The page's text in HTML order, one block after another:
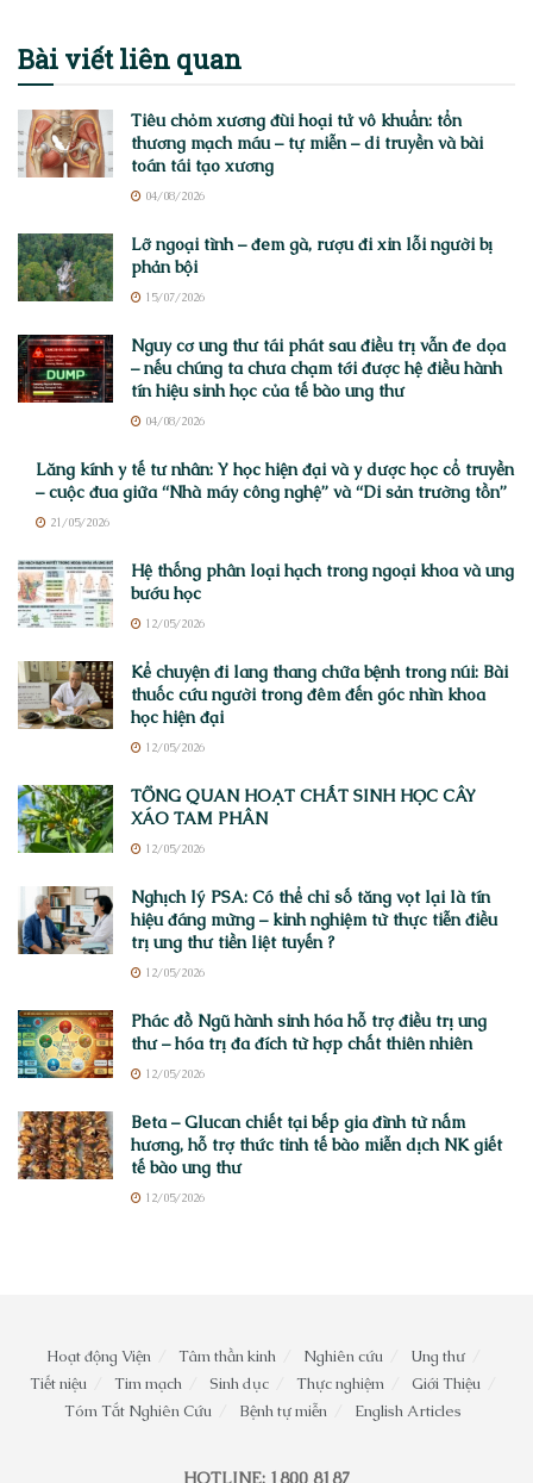
Bài viếtliên quan
Tiêu chỏm xương đùi hoại tử vô khuẩn: tổn
thương mạch máu – tự miễn – di truyền và bài
toán tái tạo xương
04/08/2026
Lỡ ngoại tình – đem gà, rượu đi xin lỗi người bị
phản bội
15/07/2026
Nguy cơ ung thư tái phát sau điều trị vẫn đe dọa
– nếu chúng ta chưa chạm tới được hệ điều hành
tín hiệu sinh học của tế bào ung thư
04/08/2026
Lăng kính y tế tư nhân: Y học hiện đại và y dược học cổ truyền
– cuộc đua giữa “Nhà máy công nghệ” và “Di sản trường tồn”
21/05/2026
Hệ thống phân loại hạch trong ngoại khoa và ung
bướu học
12/05/2026
Kể chuyện đi lang thang chữa bệnh trong núi: Bài
thuốc cứu người trong đêm đến góc nhìn khoa
học hiện đại
12/05/2026
TỔNG QUAN HOẠT CHẤT SINH HỌC CÂY
XÁO TAM PHÂN
12/05/2026
Nghịch lý PSA: Có thể chỉ số tăng vọt lại là tín
hiệu đáng mừng – kinh nghiệm từ thực tiễn điều
trị ung thư tiền liệt tuyến ?
12/05/2026
Phác đồ Ngũ hành sinh hóa hỗ trợ điều trị ung
thư – hóa trị đa đích từ hợp chất thiên nhiên
12/05/2026
Beta – Glucan chiết tại bếp gia đình từ nấm
hương, hỗ trợ thức tỉnh tế bào miễn dịch NK giết
tế bào ung thư
12/05/2026
Hoạt động Viện Tâm thần kinh Nghiên cứu
Ung thư
Tiết niệu
Tim mạch Sinh dục Thực nghiệm
Giới Thiệu
Tóm Tắt Nghiên Cứu
Bệnh tự miễn English Articles
HOTLINE: 1800 8187